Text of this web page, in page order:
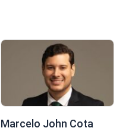
Marcelo John Cota